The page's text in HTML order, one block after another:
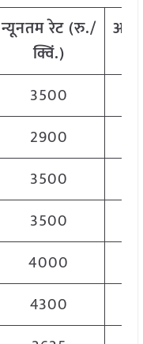
न्यूनतमरेट (रु./
क्विं.)
3500
2900
3500
3500
4000
4300